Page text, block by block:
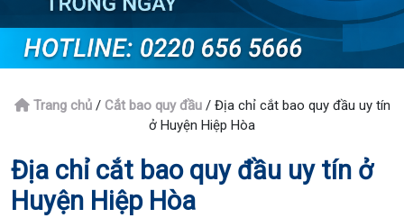
Trang chủ/ Cắt bao quy đầu/ Địa chỉ cắt bao quy đầu uy tín
ở Huyện Hiệp Hòa
Địa chỉ cắt bao quy đầu uy tín ở
Huyện Hiệp Hòa